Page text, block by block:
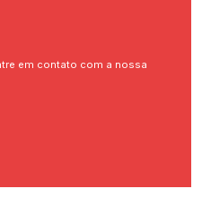
em contato com a nossa